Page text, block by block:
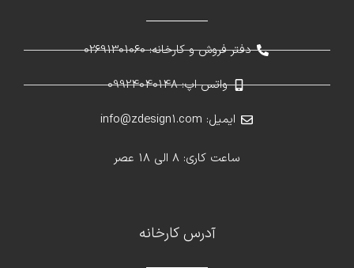
دفتر فروش و کارخانه: 02691301060
واتس اپ: 09924040148
ایمیل: info@zdesign1.com
ساعت کاری: 8 الی 18 عصر
آدرس کارخانه